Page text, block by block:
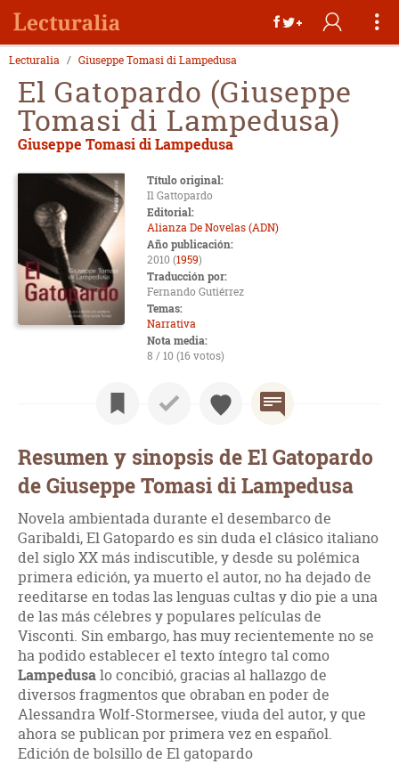
Lecturalia Giuseppe Tomasi di Lampedusa
El Gatopardo (Giuseppe
Tomasi di Lampedusa)
Giuseppe Tomasi di Lampedusa
Título original:
Il Gattopardo
Editorial:
Alianza De Novelas (ADN)
Año publicación:
2010 (1959)
Traducción por:
Fernando Gutiérrez
Temas:
Narrativa
Nota media:
8 / 10 (16 votos)
Resumen y sinopsis de El Gatopardo
de Giuseppe Tomasi di Lampedusa
Novela ambientada durante el desembarco de
Garibaldi, El Gatopardo es sin duda el clásico italiano
del siglo XX más indiscutible, y desde su polémica
primera edición, ya muerto el autor, no ha dejado de
reeditarse en todas las lenguas cultas y dio pie a una
de las más célebres y populares películas de
Visconti. Sin embargo, has muy recientemente no se
ha podido establecer el texto íntegro tal como
Lampedusalo concibió, gracias al hallazgo de
diversos fragmentos que obraban en poder de
Alessandra Wolf-Stormersee, viuda del autor, y que
ahora se publican por primera vez en español.
Edición de bolsillo de El gatopardo